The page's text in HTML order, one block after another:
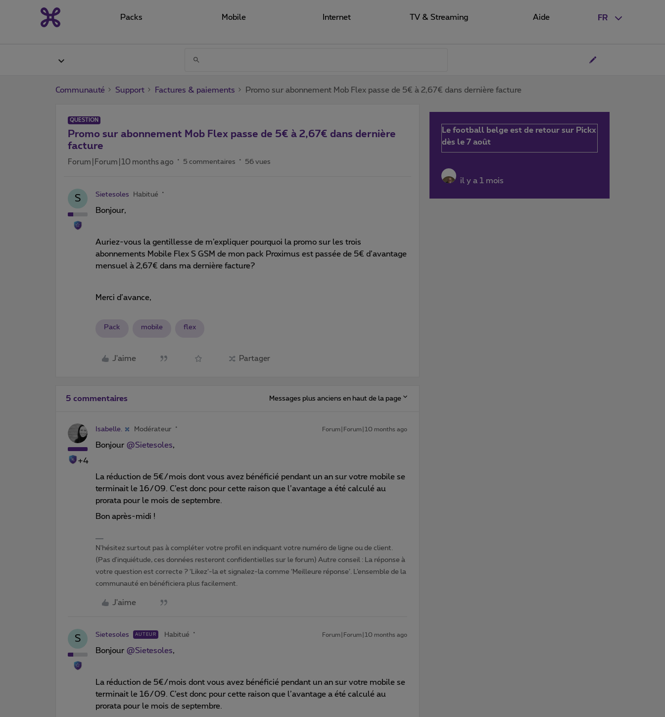
FR
Packs Mobile Internet TV & Streaming Aide
Communauté Support Factures & paiements Promo sur abonnement Mob Flex passe de 5€ à 2,67€ dans dernière facture
QUESTION
Promo sur abonnement Mob Flex passe de 5€ à 2,67€ dans dernière
facture
Forum|Forum|10 months ago 5 commentaires 56 vues
S Sietesoles Habitué
Bonjour,
Auriez-vous la gentillesse de m’expliquer pourquoi la promo sur les trois
abonnements Mobile Flex S GSM de mon pack Proximus est passée de 5€ d’avantage
mensuel à 2,67€ dans ma dernière facture?
Merci d’avance,
Pack mobile flex
J'aime Partager
5 commentaires Messages plus anciens en haut de la page
+4
Isabelle. Modérateur Forum|Forum|10 months ago
Bonjour ​ @Sietesoles,
La réduction de 5€/mois dont vous avez bénéficié pendant un an sur votre mobile se
terminait le 16/09. C’est donc pour cette raison que l’avantage a été calculé au
prorata pour le mois de septembre.
Bon après-midi !
N'hésitez surtout pas à compléter votre profil en indiquant votre numéro de ligne ou de client.
(Pas d'inquiétude, ces données resteront confidentielles sur le forum) Autre conseil : La réponse à
votre question est correcte ? ‘Likez’-la et signalez-la comme ‘Meilleure réponse’. L’ensemble de la
communauté en bénéficiera plus facilement.
J'aime
S Sietesoles AUTEUR Habitué Forum|Forum|10 months ago
Bonjour ​ @Sietesoles,
La réduction de 5€/mois dont vous avez bénéficié pendant un an sur votre mobile se
terminait le 16/09. C’est donc pour cette raison que l’avantage a été calculé au
prorata pour le mois de septembre.
Le football belge est de retour sur Pickx
dès le 7 août
il y a 1 mois